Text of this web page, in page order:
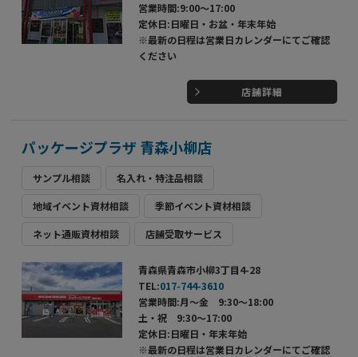
営業時間:9:00～17:00
定休日:日曜日・お盆・年末年始
※最新の日程は営業日カレンダーにてご確認
ください
店舗詳細
パッケージプラザ 青森小柳店
サンプル相談 名入れ・特注品相談
地域イベント資材相談 季節イベント資材相談
ネット通販資材相談 店舗受取サービス
青森県青森市小柳3丁目4-28
TEL:017-744-3610
営業時間:月～金 9:30～18:00
土・祝 9:30～17:00
定休日:日曜日・年末年始
※最新の日程は営業日カレンダーにてご確認